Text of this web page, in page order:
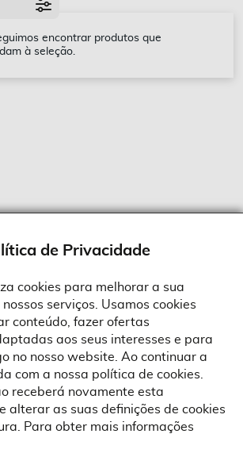
encontrar produtos que
à seleção.
de Privacidade
cookies para melhorar a sua
serviços. Usamos cookies
conteúdo, fazer ofertas
aos seus interesses e para
no nosso website. Ao continuar a
com a nossa política de cookies.
receberá novamente esta
alterar as suas definições de cookies
Para obter mais informações
de Venda
Gonçalves Zarco, 1837
cookies da Suprides deverá ter em consideração
possibilita a personalização da utilização e a
e ofertas adaptadas ao seu interesses. Pode
de cookies a qualquer altura.